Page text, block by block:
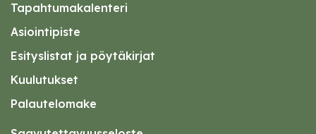
Tapahtumakalenteri
Asiointipiste
Esityslistat ja pöytäkirjat
Kuulutukset
Palautelomake